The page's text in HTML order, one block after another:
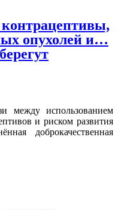
опухолей и…
между использованием
и риском развития
доброкачественная